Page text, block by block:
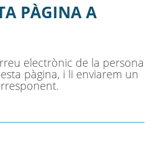
PÀGINA A
electrònic de la persona
pàgina, i li enviarem un